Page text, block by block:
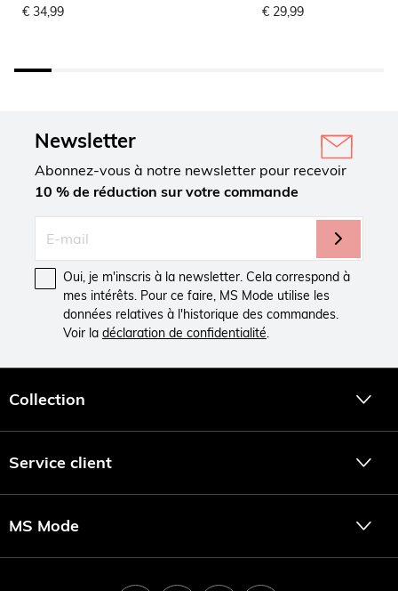
€ 34,99 € 29,99
Newsletter
Abonnez-vous à notre newsletter pour recevoir
10 % de réduction sur votre commande
Oui, je m'inscris à la newsletter. Cela correspond à
mes intérêts. Pour ce faire, MS Mode utilise les
données relatives à l'historique des commandes.
Voir la déclaration de confidentialité.
Collection
Service client
MS Mode